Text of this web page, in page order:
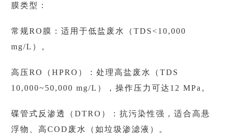
膜类型：
常规RO膜：适用于低盐废水（TDS<10,000
mg/L）。
高压RO（HPRO）：处理高盐废水（TDS
10,000~50,000 mg/L），操作压力可达12 MPa。
碟管式反渗透（DTRO）：抗污染性强，适合高悬
浮物、高COD废水（如垃圾渗滤液）。